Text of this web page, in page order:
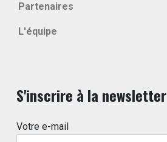
Partenaires
L'équipe
S'inscrire à la newsletter
Votre e-mail